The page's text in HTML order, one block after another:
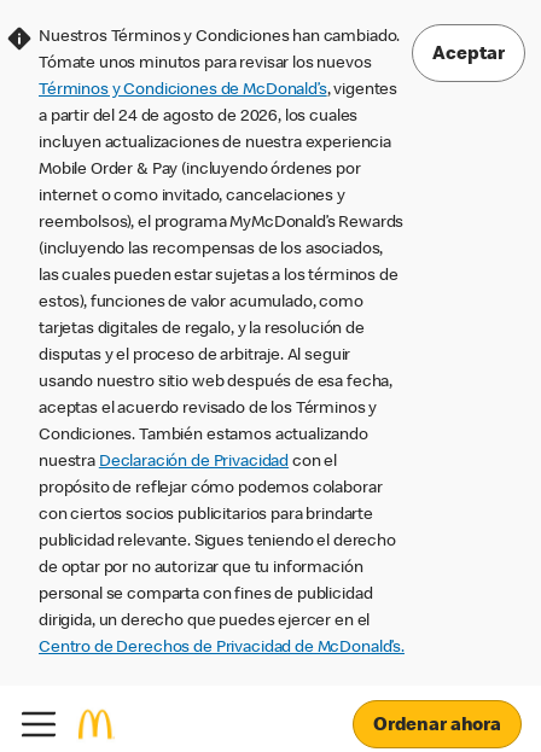
Nuestros Términos y Condiciones han cambiado.
Tómate unos minutos para revisar los nuevos
Términos y Condiciones de McDonald’s, vigentes
a partir del 24 de agosto de 2026, los cuales
incluyen actualizaciones de nuestra experiencia
Mobile Order & Pay (incluyendo órdenes por
internet o como invitado, cancelaciones y
reembolsos), el programa MyMcDonald’s Rewards
(incluyendo las recompensas de los asociados,
las cuales pueden estar sujetas a los términos de
estos), funciones de valor acumulado, como
tarjetas digitales de regalo, y la resolución de
disputas y el proceso de arbitraje. Al seguir
usando nuestro sitio web después de esa fecha,
aceptas el acuerdo revisado de los Términos y
Condiciones. También estamos actualizando
nuestra Declaración de Privacidad con el
propósito de reflejar cómo podemos colaborar
con ciertos socios publicitarios para brindarte
publicidad relevante. Sigues teniendo el derecho
de optar por no autorizar que tu información
personal se comparta con fines de publicidad
dirigida, un derecho que puedes ejercer en el
Centro de Derechos de Privacidad de McDonald’s.
Aceptar
Ordenar ahora